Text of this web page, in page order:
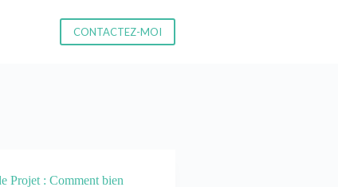
CONTACTEZ-MOI
Projet : Comment bien